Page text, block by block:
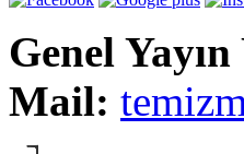
Genel
Mail: t